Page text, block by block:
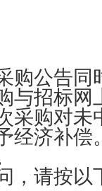
购公告同
与招标网
采购对未
经济补偿
，请按以